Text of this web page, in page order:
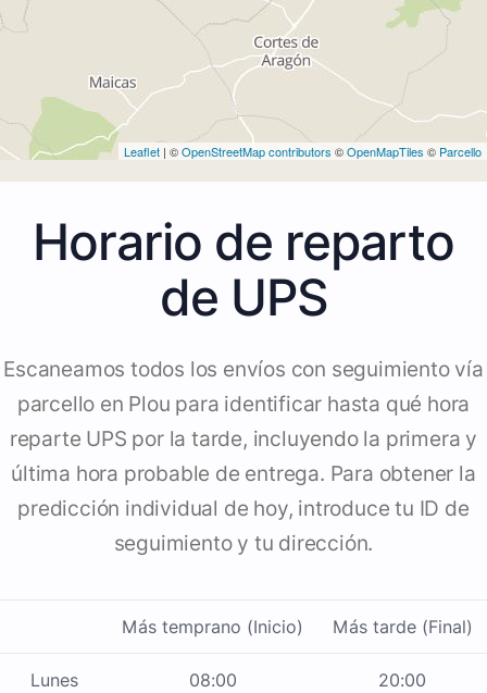
Leaflet | ©OpenStreetMap contributors ©OpenMapTiles © Parcello
Horario de reparto
de UPS
Escaneamos todos los envíos con seguimiento vía
parcello en Plou para identificar hasta qué hora
reparte UPS por la tarde, incluyendo la primera y
última hora probable de entrega. Para obtener la
predicción individual de hoy, introduce tu ID de
seguimiento y tu dirección.
Más temprano (Inicio) Más tarde (Final)
Lunes 08:00 20:00